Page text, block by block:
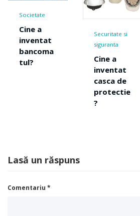
Securitate si
siguranta
Cine a
Cine a
inventat
tenisul ?
Lasă un răspuns
Comentariu *